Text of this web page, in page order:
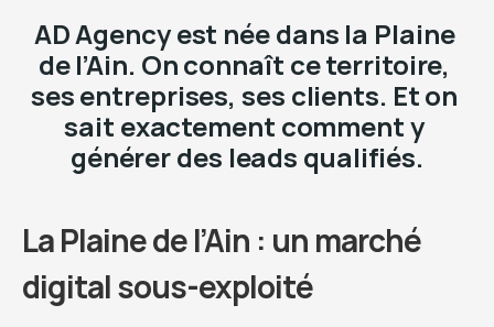
AD Agency est née dans la Plaine
de l’Ain. On connaît ce territoire,
ses entreprises, ses clients. Et on
sait exactement comment y
générer des leads qualifiés.
La Plaine de l’Ain : un marché
digital sous-exploité